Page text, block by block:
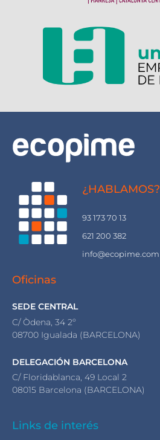
¿HABLAMOS?
93 173 70 13
621 200 382
info@ecopime.com
Oficinas
SEDE CENTRAL
C/ Òdena, 34 2º
08700 Igualada (BARCELONA)
DELEGACIÓN BARCELONA
C/ Floridablanca, 49 Local 2
08015 Barcelona (BARCELONA)
Links de interés